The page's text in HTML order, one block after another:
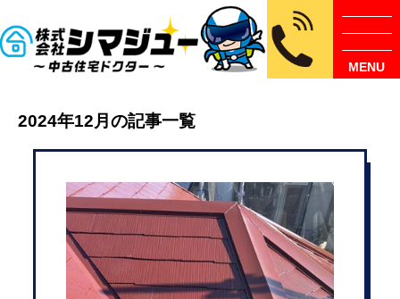
MENU
2024年12月の記事一覧